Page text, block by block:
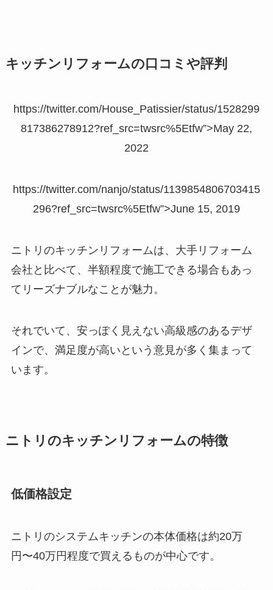
キッチンリフォームの口コミや評判
https://twitter.com/House_Patissier/status/1528299
817386278912?ref_src=twsrc%5Etfw”>May 22,
2022
https://twitter.com/nanjo/status/1139854806703415
296?ref_src=twsrc%5Etfw”>June 15, 2019
ニトリのキッチンリフォームは、大手リフォーム
会社と比べて、半額程度で施工できる場合もあっ
てリーズナブルなことが魅力。
それでいて、安っぽく見えない高級感のあるデザ
インで、満足度が高いという意見が多く集まって
います。
ニトリのキッチンリフォームの特徴
低価格設定
ニトリのシステムキッチンの本体価格は約20万
円〜40万円程度で買えるものが中心です。